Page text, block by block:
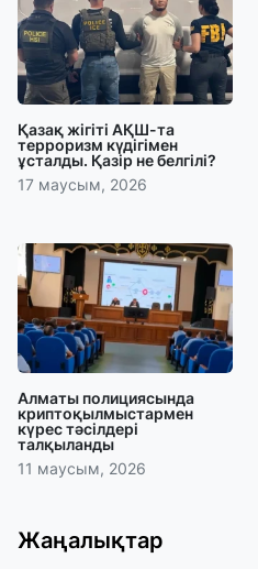
Қазақ жігіті АҚШ-та
терроризм күдігімен
ұсталды. Қазір не белгілі?
17 маусым, 2026
Алматы полициясында
криптоқылмыстармен
күрес тәсілдері
талқыланды
11 маусым, 2026
Жаңалықтар